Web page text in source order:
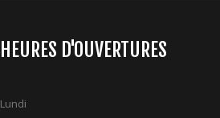
HEURES D'OUVERTURES
Lundi